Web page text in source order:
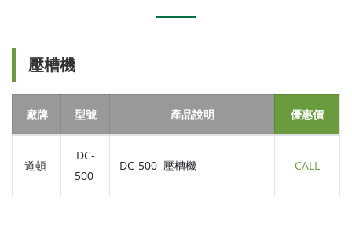
壓槽機
廠牌 型號 產品說明 優惠價
道頓
DC-
500
DC-500 壓槽機 CALL